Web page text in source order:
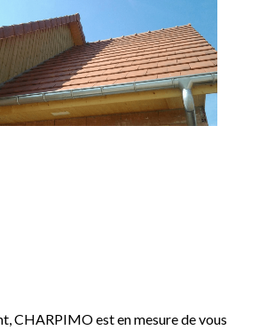
CHARPIMO est en mesure de vous